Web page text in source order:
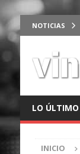
NOTICIAS
LO ÚLTIMO
INICIO